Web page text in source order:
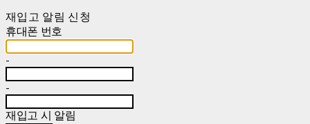
재입고 알림 신청
휴대폰 번호
-
-
재입고 시 알림